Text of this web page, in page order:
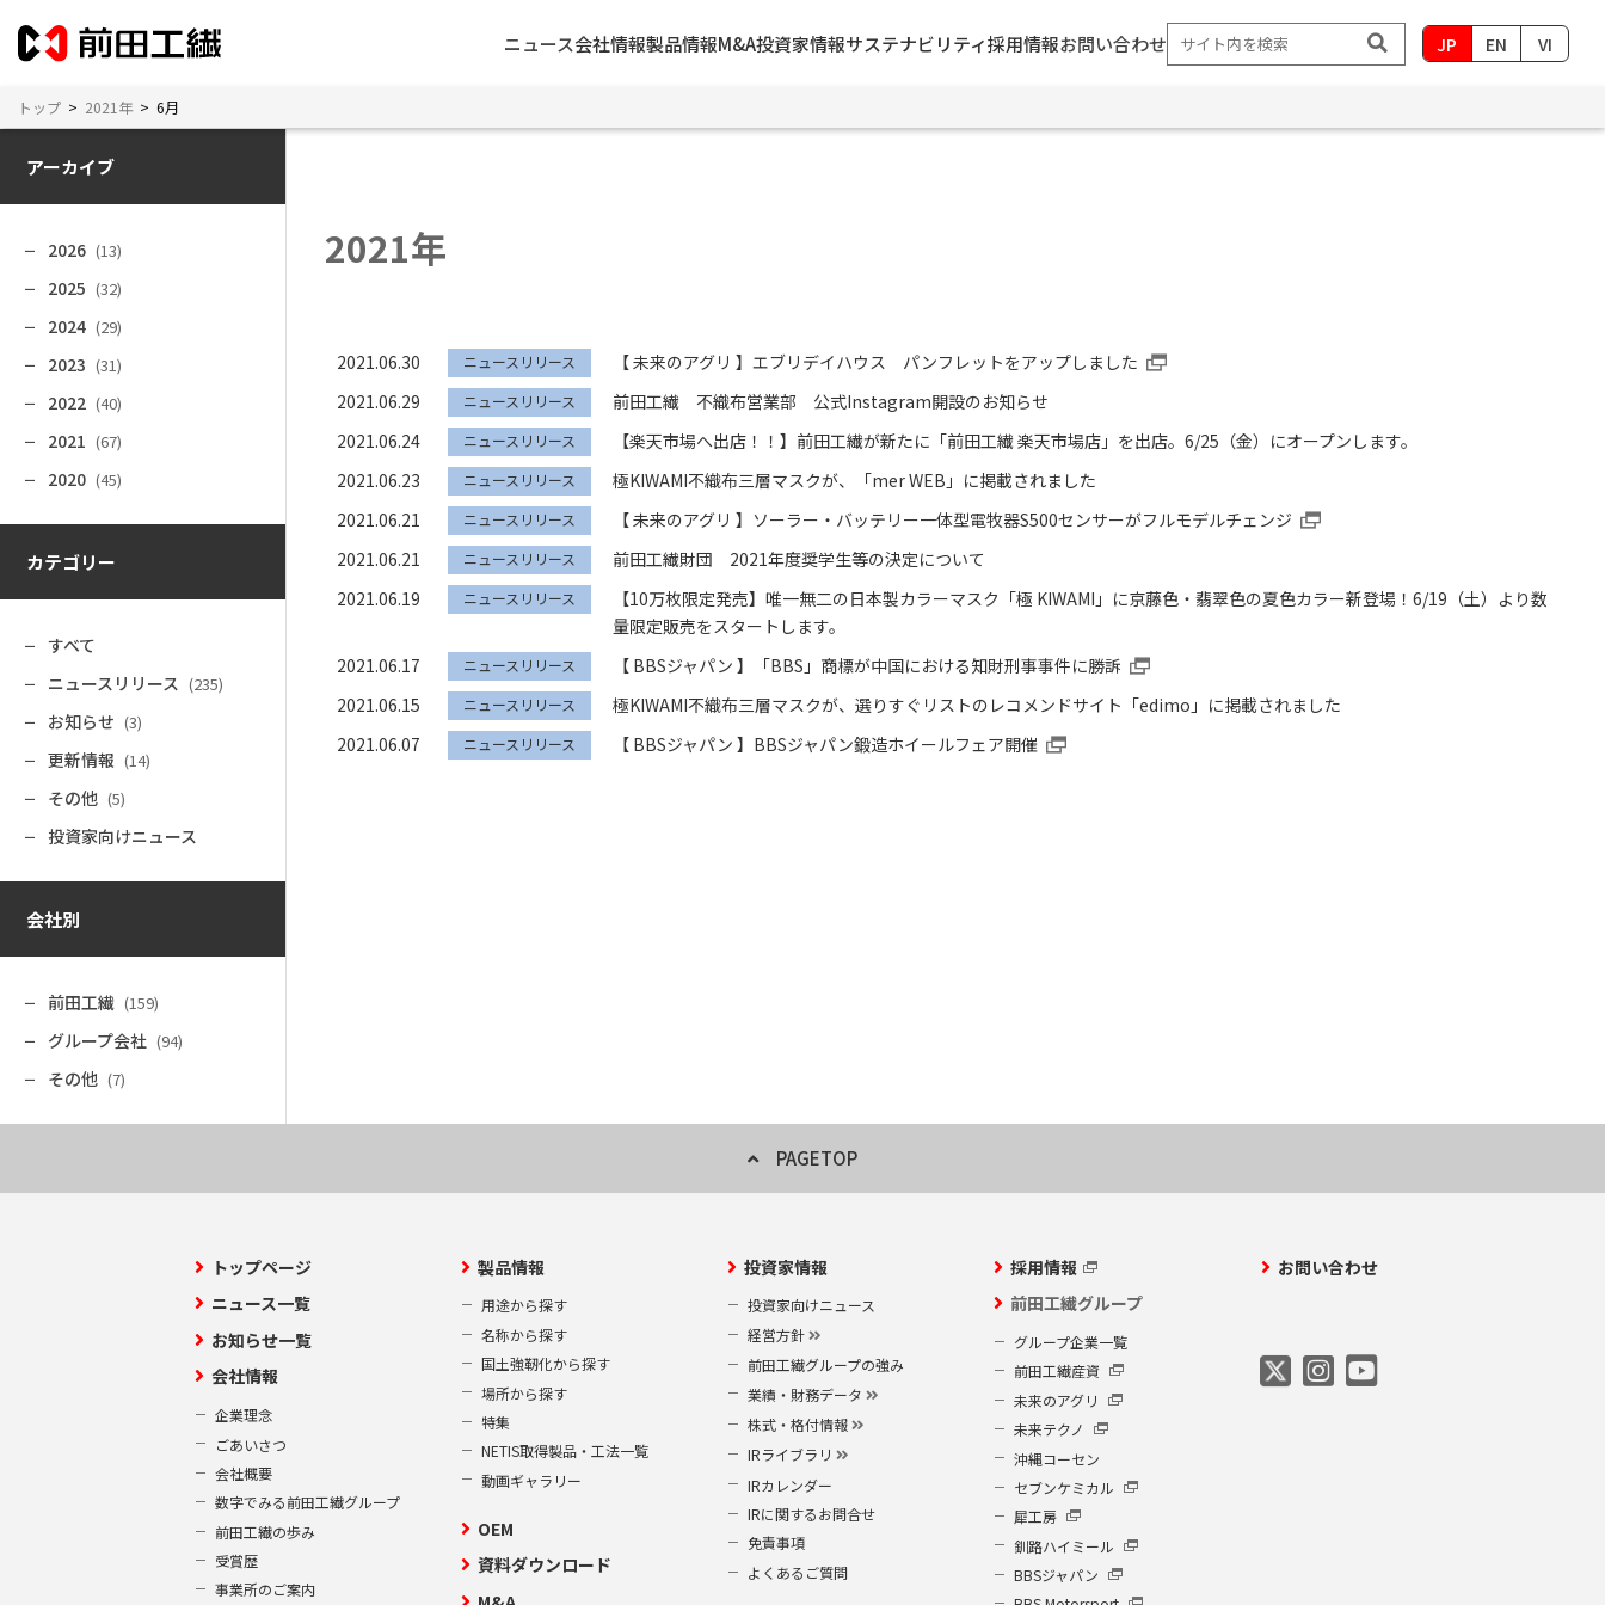
ニュース会社情報製品情報M&A投資家情報サステナビリティ採用情報お問い合わせ JP EN VI
トップ > 2021年> 6月
アーカイブ
2026 (13)
2025 (32)
2024 (29)
2023 (31)
2022 (40)
2021 (67)
2020 (45)
カテゴリー
すべて
ニュースリリース (235)
お知らせ (3)
更新情報 (14)
その他 (5)
投資家向けニュース
会社別
前田工繊 (159)
グループ会社 (94)
その他 (7)
2021年
2021.06.30 ニュースリリース
【 未来のアグリ 】エブリデイハウス パンフレットをアップしました
2021.06.29
ニュースリリース
前田工繊 不織布営業部 公式Instagram開設のお知らせ
2021.06.24
ニュースリリース
【楽天市場へ出店！！】前田工繊が新たに「前田工繊 楽天市場店」を出店。6/25（金）にオープンします。
2021.06.23
ニュースリリース
極KIWAMI不織布三層マスクが、「mer WEB」に掲載されました
2021.06.21
ニュースリリース
【 未来のアグリ 】ソーラー・バッテリー一体型電牧器S500センサーがフルモデルチェンジ
2021.06.21
ニュースリリース
前田工繊財団 2021年度奨学生等の決定について
2021.06.19
ニュースリリース
【10万枚限定発売】唯一無二の日本製カラーマスク「極 KIWAMI」に京藤色・翡翠色の夏色カラー新登場！6/19（土）より数
量限定販売をスタートします。
2021.06.17
ニュースリリース
【 BBSジャパン 】「BBS」商標が中国における知財刑事事件に勝訴
2021.06.15
ニュースリリース
極KIWAMI不織布三層マスクが、選りすぐリストのレコメンドサイト「edimo」に掲載されました
2021.06.07
ニュースリリース 【 BBSジャパン 】BBSジャパン鍛造ホイールフェア開催
PAGETOP
トップページ
ニュース一覧
お知らせ一覧
会社情報
企業理念
ごあいさつ
会社概要
数字でみる前田工繊グループ
前田工繊の歩み
受賞歴
事業所のご案内
製品情報
用途から探す
名称から探す
国土強靭化から探す
場所から探す
特集
NETIS取得製品・工法一覧
動画ギャラリー
OEM
資料ダウンロード
投資家情報
投資家向けニュース
経営方針
前田工繊グループの強み
業績・財務データ
株式・格付情報
IRライブラリ
IRカレンダー
IRに関するお問合せ
免責事項
よくあるご質問
採用情報
前田工繊グループ
グループ企業一覧
前田工繊産資
未来のアグリ
未来テクノ
沖縄コーセン
セブンケミカル
犀工房
釧路ハイミール
BBSジャパン
お問い合わせ